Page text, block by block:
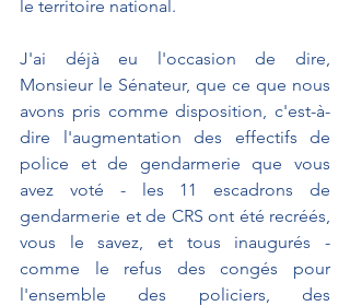
le territoire national.
J'ai déjà eu l'occasion de dire,
Monsieur le Sénateur, que ce que nous
avons pris comme disposition, c'est-à-
dire l'augmentation des effectifs de
police et de gendarmerie que vous
avez voté - les 11 escadrons de
gendarmerie et de CRS ont été recréés,
vous le savez, et tous inaugurés -
comme le refus des congés pour
l'ensemble des policiers, des